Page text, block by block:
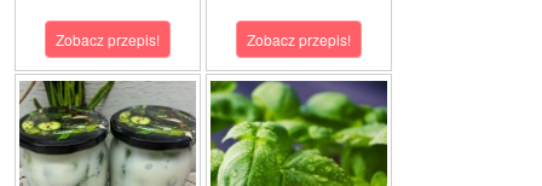
Zobacz przepis! Zobacz przepis!